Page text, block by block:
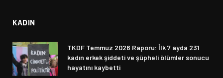
KADIN
TKDF Temmuz 2026 Raporu: İlk 7 ayda 231
kadın erkek şiddeti ve şüpheli ölümler sonucu
hayatını kaybetti